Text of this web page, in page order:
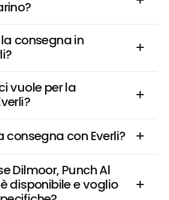
consegna in
vuole per la
con Everli?
Dilmoor, Punch Al
disponibile e voglio